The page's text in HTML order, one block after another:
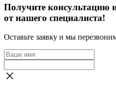
Получите консультацию
от нашего специалиста!
Оставьте заявку и мы